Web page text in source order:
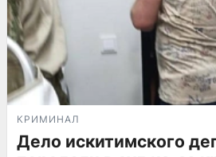
КРИМИНАЛ
Дело искитимского